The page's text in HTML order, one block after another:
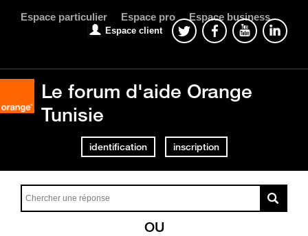
Espace particulier Espace pro Espace business
Espace client
Le forum d'aide Orange
Tunisie
identification inscription
OU